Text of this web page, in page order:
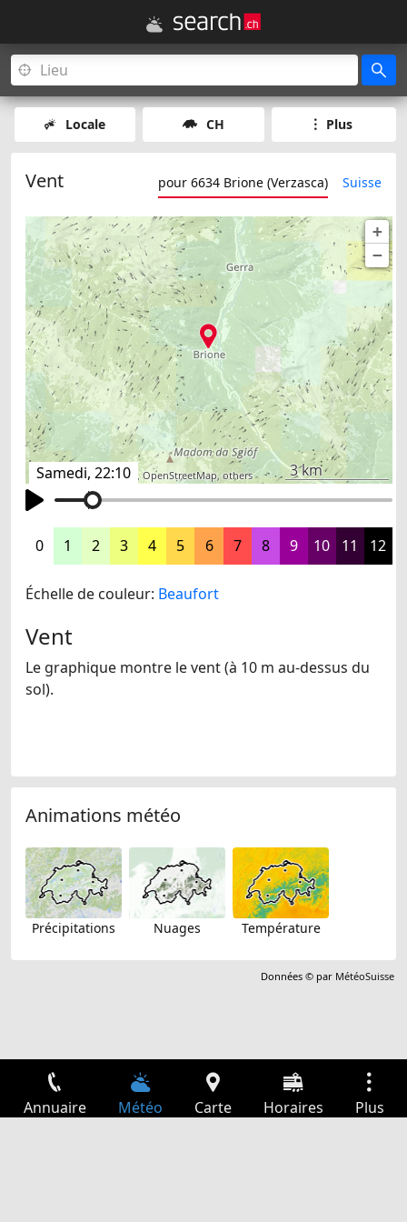
Locale CH Plus
Vent pour 6634 Brione (Verzasca) Suisse
Samedi, 22:10
+
−
©search.ch ,swisstopo ,OpenStreetMap,others 3 km
0 1 2 3 4 5 6 7 8 9 10 11 12
Échelle de couleur: Beaufort
Vent
Le graphique montre le vent (à 10 m au-dessus du
sol).
Animations météo
Précipitations Nuages Température
Données © par MétéoSuisse
Annuaire Météo Carte Horaires Plus